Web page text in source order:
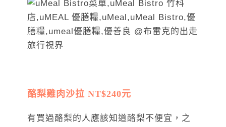
酪梨雞肉沙拉 NT$240元
有買過酪梨的人應該知道酪梨不便宜，之